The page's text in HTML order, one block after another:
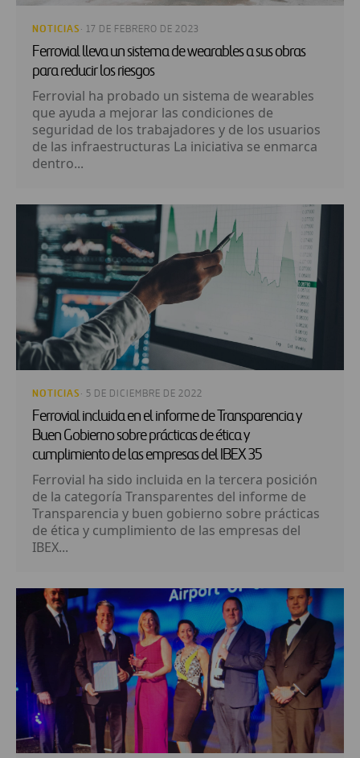
NOTICIAS · 17 DE FEBRERO DE 2023
Ferrovial lleva un sistema de wearables a sus obras
para reducir los riesgos
Ferrovial ha probado un sistema de wearables
que ayuda a mejorar las condiciones de
seguridad de los trabajadores y de los usuarios
de las infraestructuras La iniciativa se enmarca
dentro...
NOTICIAS · 5 DE DICIEMBRE DE 2022
Ferrovial incluida en el informe de Transparencia y
Buen Gobierno sobre prácticas de ética y
cumplimiento de las empresas del IBEX 35
Ferrovial ha sido incluida en la tercera posición
de la categoría Transparentes del informe de
Transparencia y buen gobierno sobre prácticas
de ética y cumplimiento de las empresas del
IBEX...